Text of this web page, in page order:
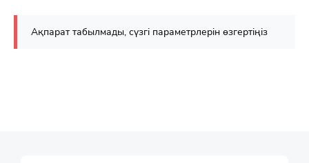
Ақпарат табылмады, сүзгі параметрлерін өзгертіңіз